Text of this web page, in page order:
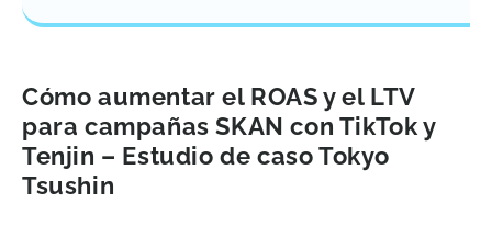
Cómo aumentar el ROAS y el LTV
para campañas SKAN con TikTok y
Tenjin – Estudio de caso Tokyo
Tsushin